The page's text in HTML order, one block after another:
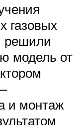
газовых
решили
модель от
и монтаж